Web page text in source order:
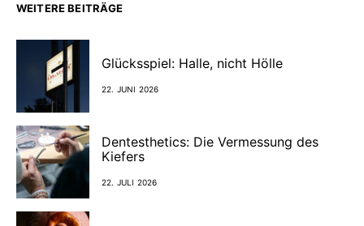
WEITERE BEITRÄGE
Glücksspiel: Halle, nicht Hölle
22. JUNI 2026
Dentesthetics: Die Vermessung des
Kiefers
22. JULI 2026